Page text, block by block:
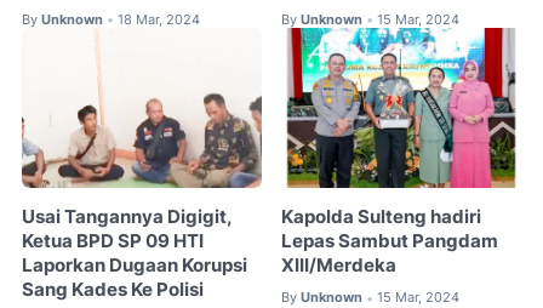
By Unknown • 18 Mar, 2024 By Unknown • 15 Mar, 2024
Usai Tangannya Digigit,
Ketua BPD SP 09 HTI
Laporkan Dugaan Korupsi
Sang Kades Ke Polisi
Kapolda Sulteng hadiri
Lepas Sambut Pangdam
XIII/Merdeka
By Unknown • 15 Mar, 2024